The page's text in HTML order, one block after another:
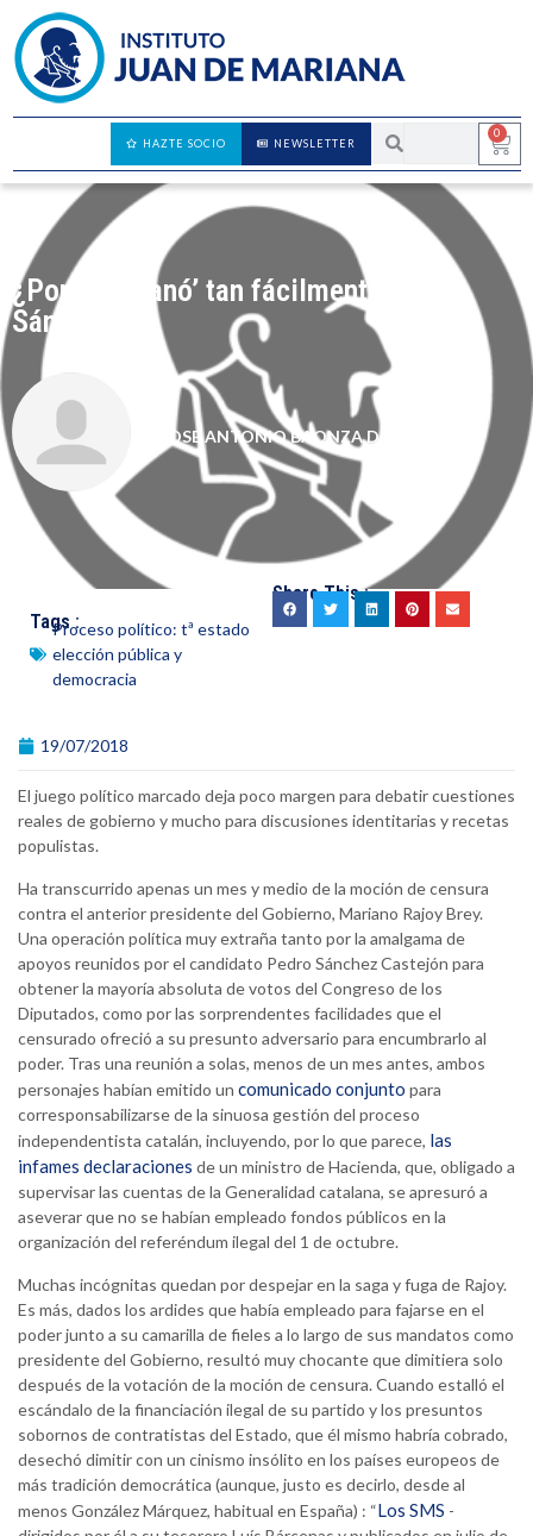
0
NEWSLETTER
HAZTE SOCIO
¿Por qué ‘ganó’ tan fácilmente Pedro
Sánchez?
JOSE ANTONIO BAONZA DIAZ
Tags :Proceso político: tª estado
elección pública y
democracia
Share This :
19/07/2018
El juego político marcado deja poco margen para debatir cuestiones
reales de gobierno y mucho para discusiones identitarias y recetas
populistas.
Ha transcurrido apenas un mes y medio de la moción de censura
contra el anterior presidente del Gobierno, Mariano Rajoy Brey.
Una operación política muy extraña tanto por la amalgama de
apoyos reunidos por el candidato Pedro Sánchez Castejón para
obtener la mayoría absoluta de votos del Congreso de los
Diputados, como por las sorprendentes facilidades que el
censurado ofreció a su presunto adversario para encumbrarlo al
poder. Tras una reunión a solas, menos de un mes antes, ambos
personajes habían emitido un comunicado conjunto para
corresponsabilizarse de la sinuosa gestión del proceso
independentista catalán, incluyendo, por lo que parece, las
infames declaraciones de un ministro de Hacienda, que, obligado a
supervisar las cuentas de la Generalidad catalana, se apresuró a
aseverar que no se habían empleado fondos públicos en la
organización del referéndum ilegal del 1 de octubre.
Muchas incógnitas quedan por despejar en la saga y fuga de Rajoy.
Es más, dados los ardides que había empleado para fajarse en el
poder junto a su camarilla de fieles a lo largo de sus mandatos como
presidente del Gobierno, resultó muy chocante que dimitiera solo
después de la votación de la moción de censura. Cuando estalló el
escándalo de la financiación ilegal de su partido y los presuntos
sobornos de contratistas del Estado, que él mismo habría cobrado,
desechó dimitir con un cinismo insólito en los países europeos de
más tradición democrática (aunque, justo es decirlo, desde al
menos González Márquez, habitual en España) : “Los SMS -